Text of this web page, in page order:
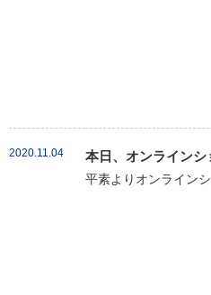
2020.11.04 本日、オンライン
平素よりオンライン